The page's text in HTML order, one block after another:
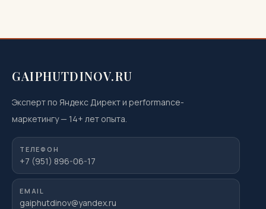
GAIPHUTDINOV.RU
Эксперт по Яндекс Директ и performance-
маркетингу— 14+ лет опыта.
ТЕЛЕФОН
+7 (951) 896-06-17
EMAIL
gaiphutdinov@yandex.ru